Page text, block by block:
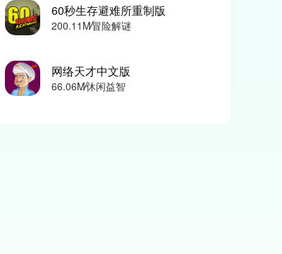
60秒生存避难所重制版
200.11M冒险解谜
网络天才中文版
66.06M休闲益智